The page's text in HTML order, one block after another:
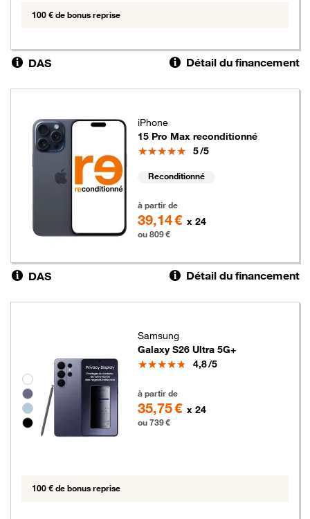
100 € de bonus reprise
DAS Détail du financement
iPhone
15 Pro Max reconditionné
Note
5/5
Reconditionné
à partir de
39,14 € x 24
ou 809 €
DAS Détail du financement
Groupe de couleurs disponibles non sélectionnables
Samsung
Galaxy S26 Ultra 5G+
Note
4,8/5
à partir de
35,75 € x 24
ou 739 €
100 € de bonus reprise